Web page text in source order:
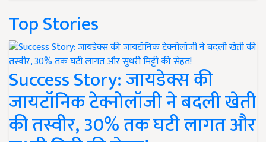
Top Stories
Success Story: जायडेक्स की
जायटॉनिक टेक्नोलॉजी ने बदली खेती
की तस्वीर, 30% तक घटी लागत और